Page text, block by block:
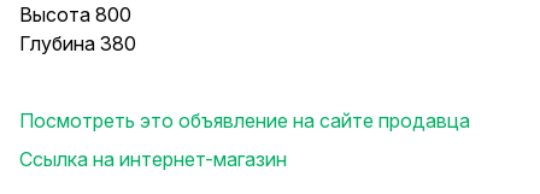
Высота 800
Глубина 380
В собранном и разобранном виде, по желанию!
Посмотреть это объявление на сайте продавца
Ссылка на интернет-магазин